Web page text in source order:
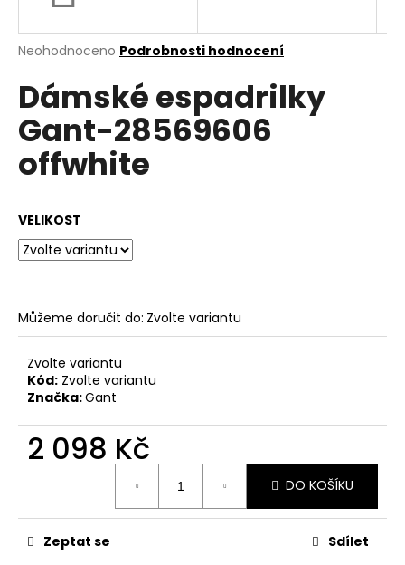
Průměrné
produktu
je
0,0
z
5
hvězdiček.
Neohodnoceno Podrobnosti hodnocení
Dámské espadrilky
Gant-28569606
offwhite
VELIKOST
Můžeme doručit do: Zvolte variantu
Zvolte variantu
Kód: Zvolte variantu
Značka:Gant
2 098 Kč
DO KOŠÍKU
Zeptat se Sdílet
j
t
?
o
p
u
č
u